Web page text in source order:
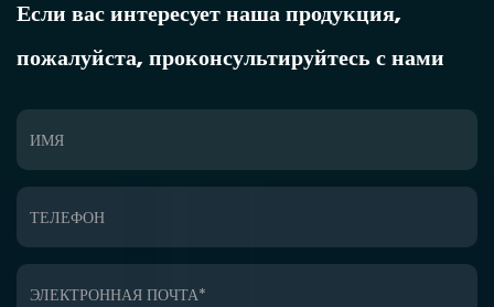
Если вас интересует наша продукция,
пожалуйста, проконсультируйтесь с нами